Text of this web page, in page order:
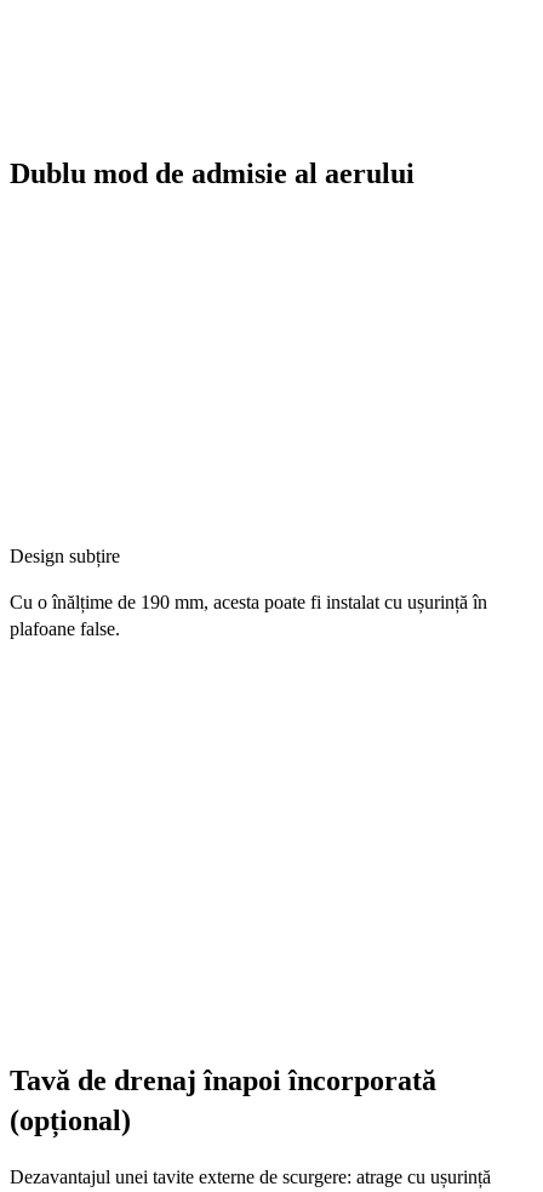
Dublu mod de admisie al aerului
Design subțire
Cu o înălțime de 190 mm, acesta poate fi instalat cu ușurință în
plafoane false.
Tavă de drenaj înapoi încorporată
(opțional)
Dezavantajul unei tavite externe de scurgere: atrage cu ușurință